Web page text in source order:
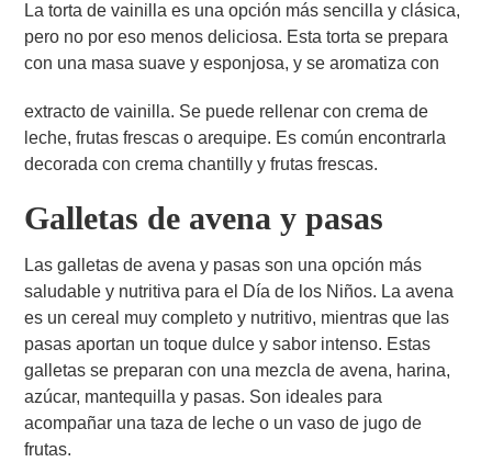
La torta de vainilla es una opción más sencilla y clásica,
pero no por eso menos deliciosa. Esta torta se prepara
con una masa suave y esponjosa, y se aromatiza con
extracto de vainilla. Se puede rellenar con crema de
leche, frutas frescas o arequipe. Es común encontrarla
decorada con crema chantilly y frutas frescas.
Galletas de avena y pasas
Las galletas de avena y pasas son una opción más
saludable y nutritiva para el Día de los Niños. La avena
es un cereal muy completo y nutritivo, mientras que las
pasas aportan un toque dulce y sabor intenso. Estas
galletas se preparan con una mezcla de avena, harina,
azúcar, mantequilla y pasas. Son ideales para
acompañar una taza de leche o un vaso de jugo de
frutas.